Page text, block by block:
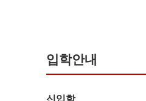
입학안내
신입학